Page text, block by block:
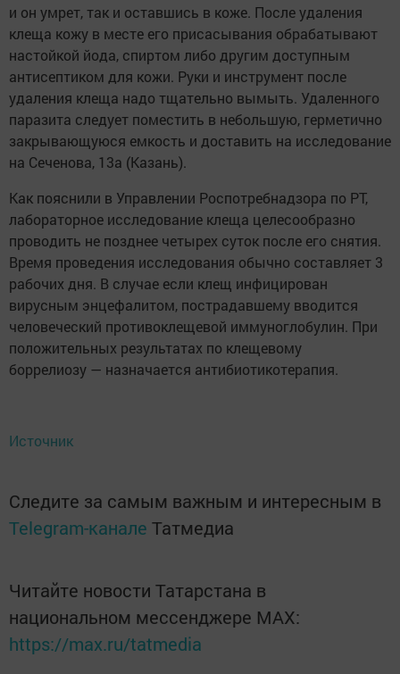
и он умрет, так и оставшись в коже. После удаления
клеща кожу в месте его присасывания обрабатывают
настойкой йода, спиртом либо другим доступным
антисептиком для кожи. Руки и инструмент после
удаления клеща надо тщательно вымыть. Удаленного
паразита следует поместить в небольшую, герметично
закрывающуюся емкость и доставить на исследование
на Сеченова, 13а (Казань).
Как пояснили в Управлении Роспотребнадзора по РТ,
лабораторное исследование клеща целесообразно
проводить не позднее четырех суток после его снятия.
Время проведения исследования обычно составляет 3
рабочих дня. В случае если клещ инфицирован
вирусным энцефалитом, пострадавшему вводится
человеческий противоклещевой иммуноглобулин. При
положительных результатах по клещевому
боррелиозу — назначается антибиотикотерапия.
Источник
Следите за самым важным и интересным в
Telegram-канале Татмедиа
Читайте новости Татарстана в
национальном мессенджере MАХ:
https://max.ru/tatmedia